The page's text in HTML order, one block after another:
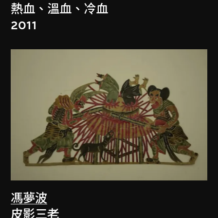
熱血、溫血、冷血
2011
馮夢波
皮影三老